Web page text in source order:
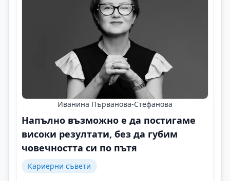
Иванина Първанова-Стефанова
Напълно възможно е да постигаме
високи резултати, без да губим
човечността си по пътя
Кариерни съвети